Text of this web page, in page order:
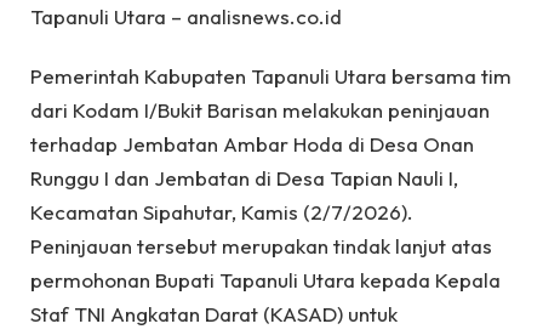
Tapanuli Utara – analisnews.co.id
Pemerintah Kabupaten Tapanuli Utara bersama tim
dari Kodam I/Bukit Barisan melakukan peninjauan
terhadap Jembatan Ambar Hoda di Desa Onan
Runggu I dan Jembatan di Desa Tapian Nauli I,
Kecamatan Sipahutar, Kamis (2/7/2026).
Peninjauan tersebut merupakan tindak lanjut atas
permohonan Bupati Tapanuli Utara kepada Kepala
Staf TNI Angkatan Darat (KASAD) untuk